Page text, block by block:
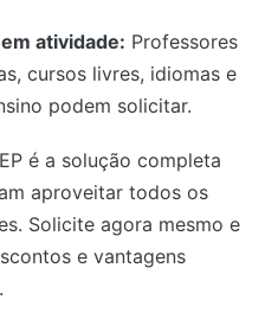
atividade: Professores
cursos livres, idiomas e
podem solicitar.
é a solução completa
aproveitar todos os
Solicite agora mesmo e
e vantagens